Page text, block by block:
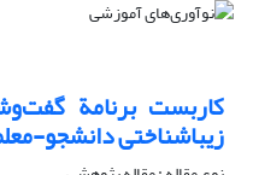
کاربست برنامة
زیباشناختی دانشجو-